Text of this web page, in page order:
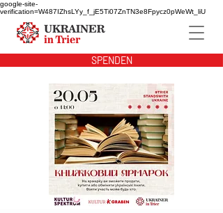
google-site-
verification=W487IZhsLYy_f_jE5Ti07ZnTN3e8Fpycz0pWeWt_liU
SPENDEN